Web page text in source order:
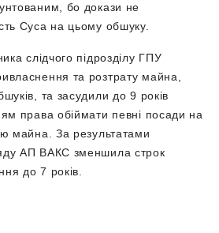
бо докази не
Суса на цьому обшуку.
слідчого підрозділу ГПУ
та розтрату майна,
та засудили до 9 років
права обіймати певні посади на
майна. За результатами
АП ВАКС зменшила строк
до 7 років.